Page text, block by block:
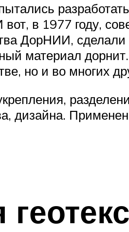
в 1977 году,
ДорНИИ,
материал
но и во многих
дизайна.